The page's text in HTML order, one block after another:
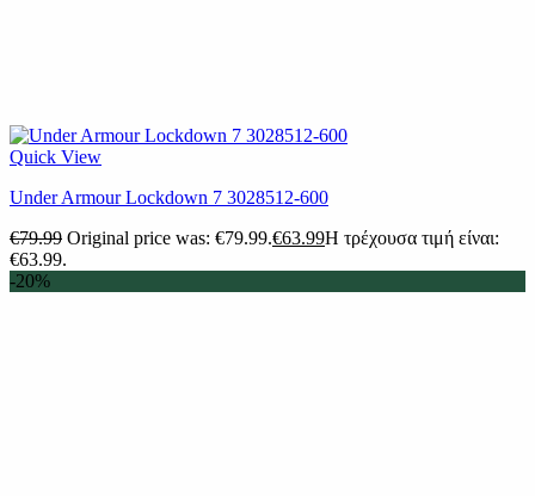
Quick View
Under Armour Lockdown 7 3028512-600
€79.99 Original price was: €79.99.€63.99Η τρέχουσα τιμή είναι:
€63.99.
-20%